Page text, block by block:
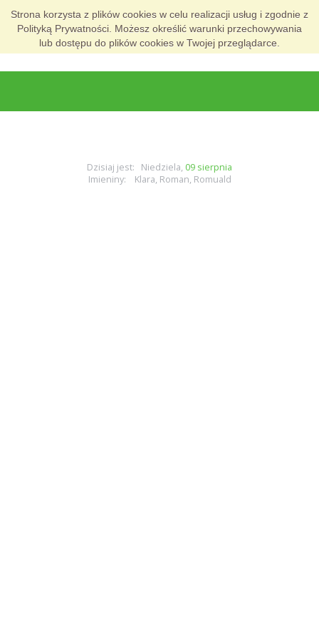
Strona korzysta z plików cookies w celu realizacji usług i zgodnie z
Polityką Prywatności. Możesz określić warunki przechowywania
lub dostępu do plików cookies w Twojej przeglądarce.
Dzisiaj jest: Niedziela, 09 sierpnia
Imieniny: Klara, Roman, Romuald